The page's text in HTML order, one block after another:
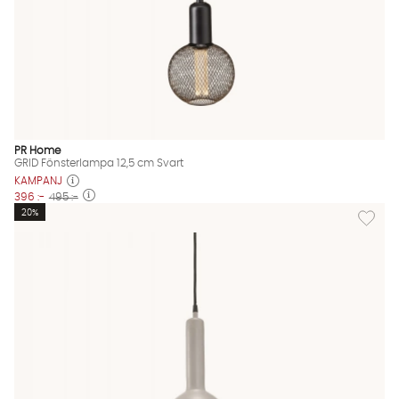
PR Home
GRID Fönsterlampa 12,5 cm Svart
KAMPANJ
396 :- 495 :-
Lägg
20%